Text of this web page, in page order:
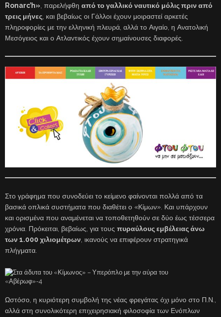
Ronarc’h», παρελήφθη από το γαλλικό ναυτικό μόλις πριν από
τρεις μήνες, και βεβαίως οι Γάλλοι έχουν μοιραστεί αρκετές
πληροφορίες με την ελληνική πλευρά, αλλά το Αιγαίο, η Ανατολική
Μεσόγειος και ο Ατλαντικός έχουν σημαίνουσες διαφορές.
Στο γράφημα που συνοδεύει το κείμενο φαίνονται πολλά από τα
βασικά οπλικά συστήματα που διαθέτει ο «Κίμων». Και υπάρχουν
και ορισμένα που αναμένεται να τοποθετηθούν σε δύο έως τέσσερα
χρόνια. Πρόκειται, βεβαίως, για τους πυραύλους εμβέλειας άνω
των 1.000 χιλιομέτρων, ικανούς να επιφέρουν στρατηγικά
πλήγματα.
Ωστόσο, η κυριότερη συμβολή της νέας φρεγάτας όχι μόνο στο Π.Ν.,
αλλά στη συνολικότερη επιχειρησιακή φιλοσοφία των Ενόπλων